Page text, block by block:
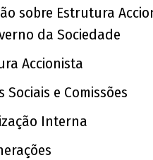
sobre Estrutura
da Sociedade
Accionista
Sociais e Comissões
Interna